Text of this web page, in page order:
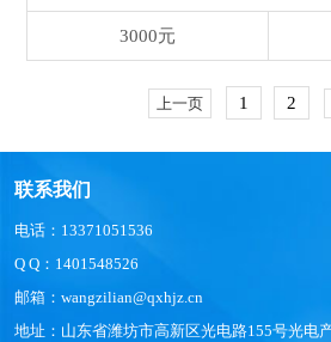
3000元
上一页 1 2
联系我们
电话：13371051536
Q Q：1401548526
邮箱：wangzilian@qxhjz.cn
地址：山东省潍坊市高新区光电路155号光电